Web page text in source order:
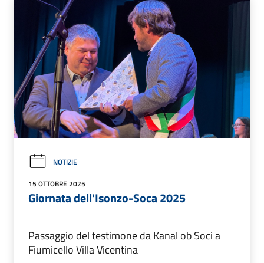
NOTIZIE
15 OTTOBRE 2025
Giornata dell'Isonzo-Soca 2025
Passaggio del testimone da Kanal ob Soci a
Fiumicello Villa Vicentina